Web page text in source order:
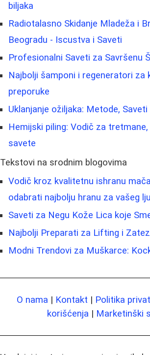
biljaka
Radiotalasno Skidanje Mladeža i
Beogradu - Iscustva i Saveti
Profesionalni Saveti za Savršenu
Najbolji šamponi i regeneratori za
preporuke
Uklanjanje ožiljaka: Metode,
Hemijski piling: Vodič za
savete
Tekstovi na srodnim blogovima
Vodič kroz kvalitetnu ishranu
odabrati najbolju hranu za vašeg
Saveti za Negu Kože Lica koje
Najbolji Preparati za Lifting i
Modni Trendovi za Muškarce:
O nama | Kontakt | Politika
korišćenja | Marketinški